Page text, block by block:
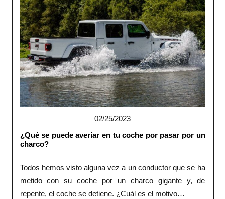
02/25/2023
¿Qué se puede averiar en tu coche por pasar por un
charco?
Todos hemos visto alguna vez a un conductor que se ha
metido con su coche por un charco gigante y, de
repente, el coche se detiene. ¿Cuál es el motivo…